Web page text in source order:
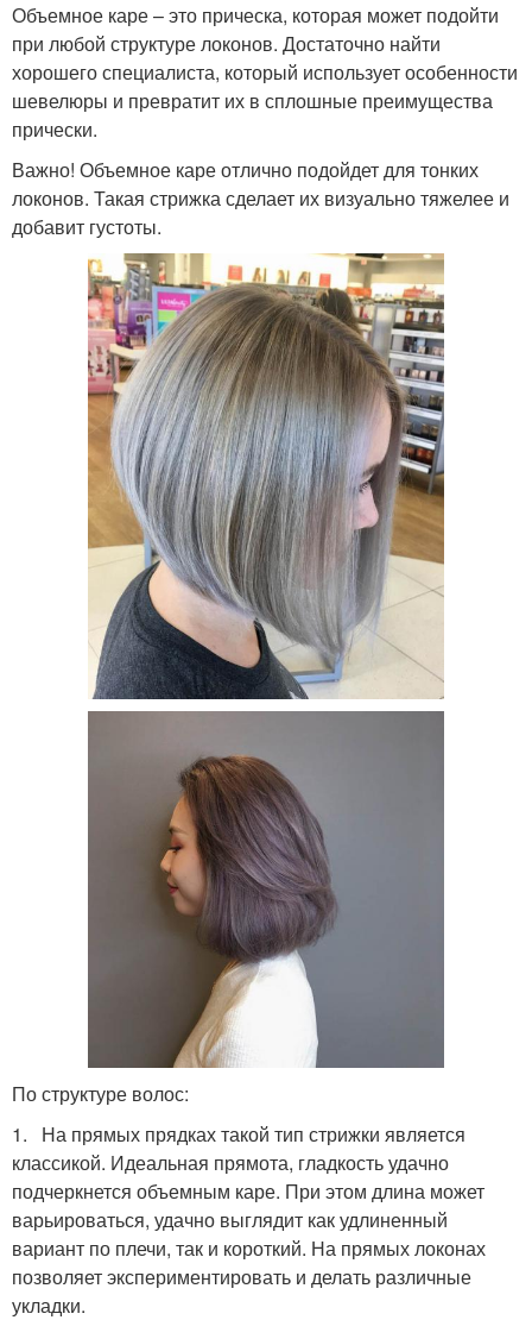
Объемное каре – это прическа, которая может подойти
при любой структуре локонов. Достаточно найти
хорошего специалиста, который использует особенности
шевелюры и превратит их в сплошные преимущества
прически.
Важно! Объемное каре отлично подойдет для тонких
локонов. Такая стрижка сделает их визуально тяжелее и
добавит густоты.
По структуре волос:
1. На прямых прядках такой тип стрижки является
классикой. Идеальная прямота, гладкость удачно
подчеркнется объемным каре. При этом длина может
варьироваться, удачно выглядит как удлиненный
вариант по плечи, так и короткий. На прямых локонах
позволяет экспериментировать и делать различные
укладки.